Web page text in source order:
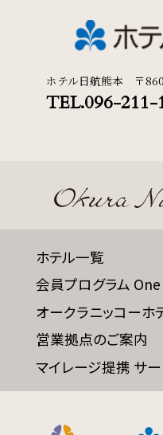
ホテル日航熊本 〒
TEL.096-211-
ホテル一覧
会員プログラム
オークラニッコーホ
営業拠点のご案内
マイレージ提携 サ